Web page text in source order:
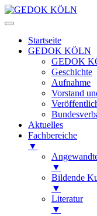
Startseite
GEDOK KÖLN
GEDOK
Geschichte
Aufnahme
Vorstand
Aktuelles
Fachbereiche
▼
▼
Bildende
▼
Literatur
▼